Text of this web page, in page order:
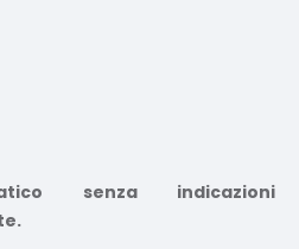
senza indicazioni